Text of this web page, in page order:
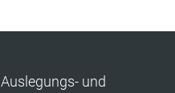
Auslegungs- und